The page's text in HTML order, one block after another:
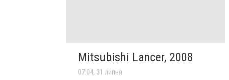
Mitsubishi Lancer, 2008
07:04, 31 липня